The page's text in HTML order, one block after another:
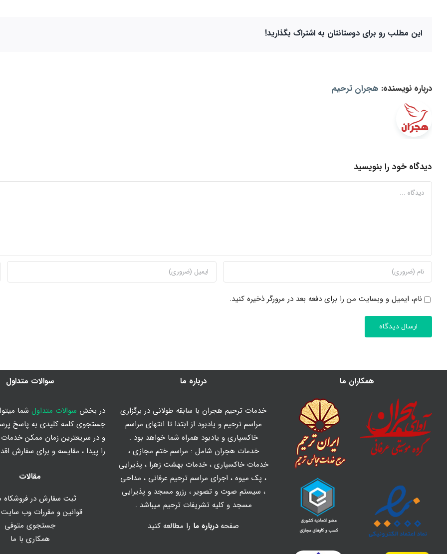
این مطلب رو برای دوستانتان به اشتراک بگذارید!
درباره نویسنده: هجران ترحیم
دیدگاه خود را بنویسید
دیدگاه
نام، ایمیل و وبسایت من را برای دفعه بعد در مرورگر ذخیره کنید.
همکاران ما درباره ما
خدمات ترحیم هجران با سابقه طولانی در برگزاری
مراسم ترحیم و یادبود از ابتدا تا انتهای مراسم
خاکسپاری و یادبود همراه شما خواهد بود .
خدمات هجران شامل : مراسم ختم مجازی ،
خدمات خاکسپاری ،خدمات بهشت زهرا ، پذیرایی
، پک میوه، اجرای مراسم ترحیم عرفانی ، مداحی
، سیستم صوت و تصویر ، رزرو مسجد و پذیرایی
مسجد و کلیه تشریفات ترحیم میباشد .
صفحهدرباره ما را مطالعه کنید
سوالات متداول
در بخش سوالات متداولشما
جستجوی کلمه کلیدی به پاسخ
و در سریعترین زمان ممکن خدمات
را پیدا ، مقایسه و برای سفارش
مقالات
ثبت سفارش در فروشکاه
قوانین و مقررات وب
جستجوی متوفی
همکاری با ما